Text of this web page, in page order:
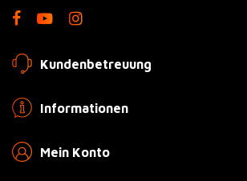
Kundenbetreuung
Informationen
Mein Konto